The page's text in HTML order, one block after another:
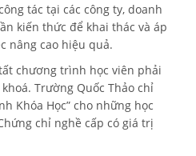
tác tại các công ty, doanh
kiến thức để khai thác và áp
nâng cao hiệu quả.
chương trình học viên phải
Trường Quốc Thảo chỉ
Khóa Học” cho những học
chỉ nghề cấp có giá trị